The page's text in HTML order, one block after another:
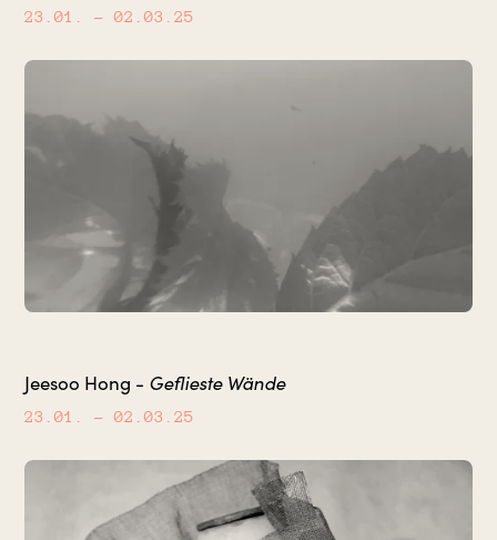
23.01. – 02.03.25
Jeesoo Hong - Geflieste Wände
23.01. – 02.03.25